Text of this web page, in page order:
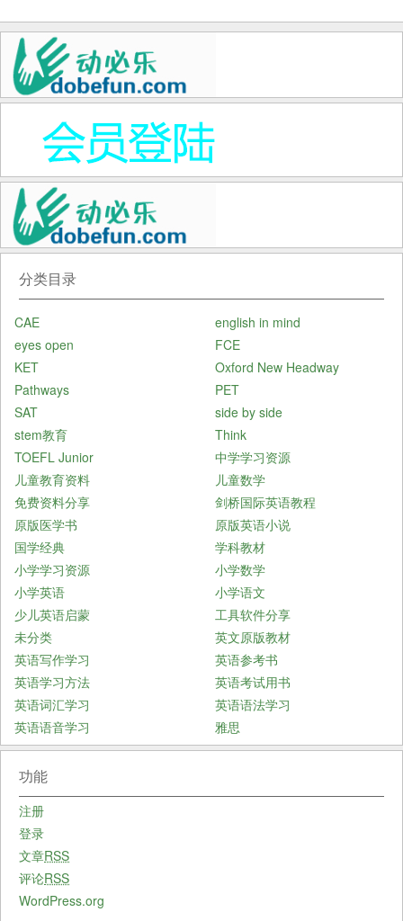
分类目录
CAE
english in mind
eyes open
FCE
KET
Oxford New Headway
Pathways
PET
SAT
side by side
stem教育
Think
TOEFL Junior
中学学习资源
儿童教育资料
儿童数学
免费资料分享
剑桥国际英语教程
原版医学书
原版英语小说
国学经典
学科教材
小学学习资源
小学数学
小学英语
小学语文
少儿英语启蒙
工具软件分享
未分类
英文原版教材
英语写作学习
英语参考书
英语学习方法
英语考试用书
英语词汇学习
英语语法学习
英语语音学习
雅思
功能
注册
登录
文章RSS
评论RSS
WordPress.org